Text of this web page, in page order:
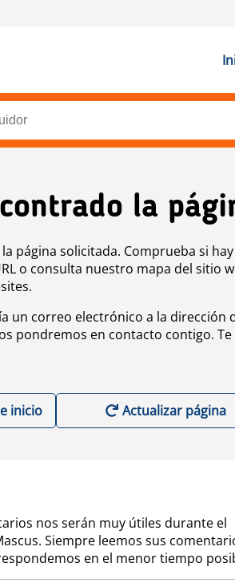
la
página solicitada. Comprueba si hay
o consulta nuestro mapa del sitio
un correo electrónico a la dirección
pondremos en contacto contigo. Te
inicio Actualizar página
nos serán muy útiles durante el
Siempre leemos sus
en el menor tiempo